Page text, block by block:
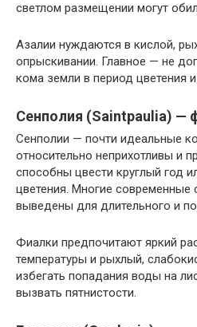
светлом размещении могут
Азалии нуждаются в кислой,
опрыскивании. Главное — не
кома земли в период цветения
Сенполия (Saintpaulia) —
Сенполии — почти идеальные
относительно неприхотливы и
способны цвести круглый год
цветения. Многие современные
выведены для длительного и
Фиалки предпочитают яркий
температуры и рыхлый,
избегать попадания воды на
вызвать пятнистости.